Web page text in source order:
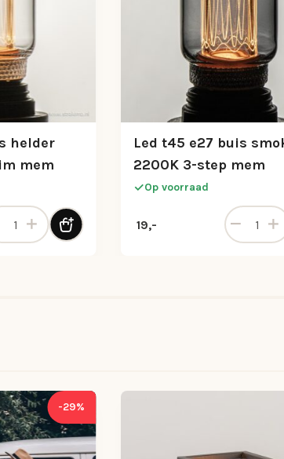
helder
mem
t45 e27 buis helder 2200k 3-step dim mem
Led t45 e27 buis
2200K 3-step mem
Op voorraad
19,-
Led t45
-29%